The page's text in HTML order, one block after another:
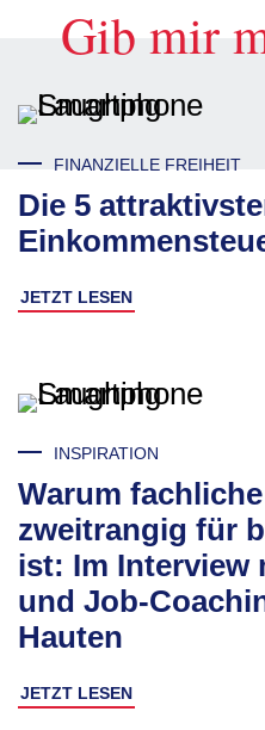
Gib mir
FINANZIELLE FREIHEIT
Die 5
JETZT LESEN
INSPIRATION
Warum
zweitrangig für
ist: Im Interview
und Job-
Hauten
JETZT LESEN